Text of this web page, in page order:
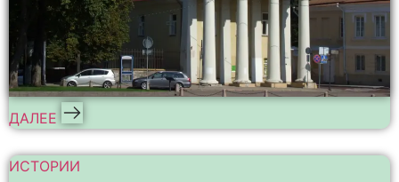
ДАЛЕЕ
ИСТОРИИ